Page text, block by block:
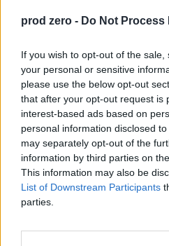
prod zero - Do Not
If you wish to opt-out of the
your personal or sensitive
please use the below opt-out
that after your opt-out request is
interest-based ads based on
personal information disclosed
may separately opt-out of the
information by third parties on
This information may also be
List of Downstream Participants
parties.
Robert Gwiazdowski
Wczoraj 20:27
12 min
Kraj